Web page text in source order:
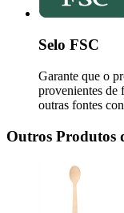
Selo FSC
Garante que o
provenientes de
outras fontes
Outros Produtos